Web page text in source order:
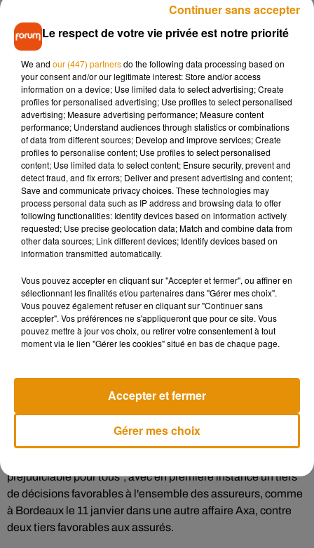
Or pour le tribunal, "la contradiction est évidente" : une telle
clause d'exclusion, alors qu'une épidémie "par définition" est
"incontrôlable" (...) "
ainsi de son contenu".
Un manque d'"obligation de conseil"
Axa "doit assumer les conséquences d'une rédaction
confuse contradictoire, nul ne pouvant se prévaloir de sa
propre turpitude"
, affirnent les magistrats, en notant
également le formalisme insuffisant de la clause et un
manque d'"obligation de conseil".
"C’est une décision qui nous conforte dans notre démarche,
que nous menons pour des dizaines et des dizaines de
leurs droits, le refus des assurances d’indemniser les forcent
à engager des procédures longues et coûteuses, ce qui, dans
le contexte actuel, est plus que critiquable", a réagi dans un
communiqué Antoine Vey, avocat du collectif Resto
"Nous formulons le vœu que les prochaines décisions
puissent apporter
commenté une porte-parole d'Axa, en annonçant faire appel.
préjudiciable pour tous", avec en première instance un tiers
de décisions favorables à l'ensemble des assureurs, comme
à Bordeaux le 11 janvier dans une autre affaire Axa, contre
deux tiers favorables aux assurés.
Le respect de votre vie privée est notre priorité
We and our (447) partnersdo the following data processing based on
your consent and/or our legitimate interest: Store and/or access
information on a device; Use limited data to select advertising; Create
profiles for personalised advertising; Use profiles to select personalised
advertising; Measure advertising performance; Measure content
performance; Understand audiences through statistics or combinations
of data from different sources; Develop and improve services; Create
profiles to personalise content; Use profiles to select personalised
content; Use limited data to select content; Ensure security, prevent and
detect fraud, and fix errors; Deliver and present advertising and content;
Save and communicate privacy choices. These technologies may
process personal data such as IP address and browsing data to offer
following functionalities: Identify devices based on information actively
requested; Use precise geolocation data; Match and combine data from
other data sources; Link different devices; Identify devices based on
information transmitted automatically.
Vous pouvez accepter en cliquant sur "Accepter et fermer", ou affiner en
sélectionnant les finalités et/ou partenaires dans "Gérer mes choix".
Vous pouvez également refuser en cliquant sur "Continuer sans
accepter". Vos préférences ne s'appliqueront que pour ce site. Vous
pouvez mettre à jour vos choix, ou retirer votre consentement à tout
moment via le lien "Gérer les cookies" situé en bas de chaque page.
Gérer mes choix
Accepter et fermer
Continuer sans accepter